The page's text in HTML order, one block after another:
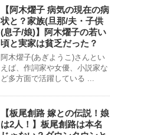
【阿木燿子 病気の現在の病
状と？家族(旦那/夫・子供
(息子/娘)】阿木燿子の若い
頃と実家は貧乏だった？
阿木燿子(あぎようこ)さんとい
えば、作詞家や女優、小説家な
ど多方面で活躍している ...
【板尾創路 嫁との伝説！娘
は2人！】板尾創路は本名